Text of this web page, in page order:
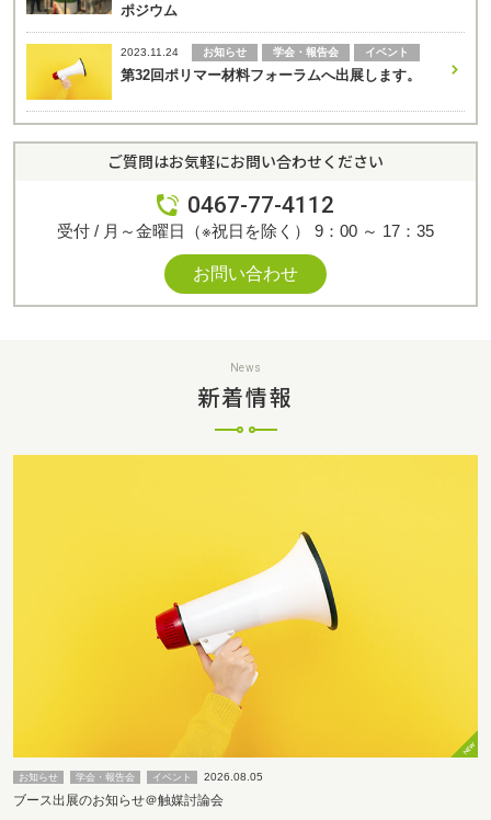
ポジウム
2023.11.24 お知らせ 学会・報告会 イベント
第32回ポリマー材料フォーラムへ出展します。
ご質問はお気軽にお問い合わせください
0467-77-4112
受付 / 月～金曜日（※祝日を除く） 9：00 ～ 17：35
お問い合わせ
News
新着情報
お知らせ 学会・報告会 イベント 2026.08.05
ブース出展のお知らせ＠触媒討論会